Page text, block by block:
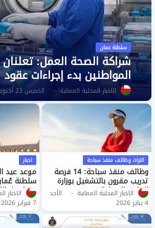
سلطنة عمان
شراكة الصحة العمل:
المواطنين بدء إجراءات
الاخبار المحلية العمانية الخميس 23 أكتوبر 2025
التراث وظائف منقذ سباحة
وظائف منقذ سباحة: 14 فرصة
تدريب مقرون بالتشغيل بوزارة
التراث والسياحة
الاخبار المحلية العمانية
الأحد
4 يناير 2026
اخبار
سلطنة
وتفاصيلالاخبار
7 فبراير 2026